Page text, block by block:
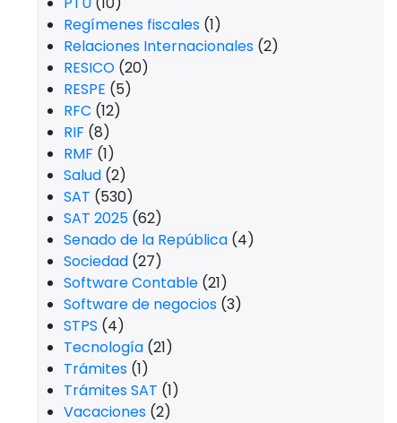
Regímenes fiscales (1)
Relaciones Internacionales (2)
RESICO (20)
RESPE (5)
RFC (12)
RIF (8)
RMF (1)
Salud (2)
SAT (530)
SAT 2025 (62)
Senado de la República (4)
Sociedad (27)
Software Contable (21)
Software de negocios (3)
STPS (4)
Tecnología (21)
Trámites (1)
Trámites SAT (1)
Vacaciones (2)